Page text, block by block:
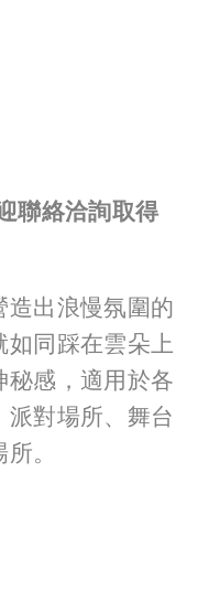
聯絡洽詢取得
造出浪慢氛圍的
如同踩在雲朵上
秘感，適用於各
對場所、舞台
。